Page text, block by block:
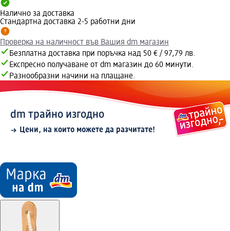
Налично за доставка
Стандартна доставка 2-5 работни дни
Проверка на наличност във Вашия dm магазин
Безплатна доставка при поръчка над 50 € / 97,79 лв.
Експресно получаване от dm магазин до 60 минути.
Разнообразни начини на плащане.
dm трайно изгодно
Цени, на които можете да разчитате!